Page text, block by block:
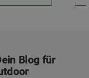
Blog für